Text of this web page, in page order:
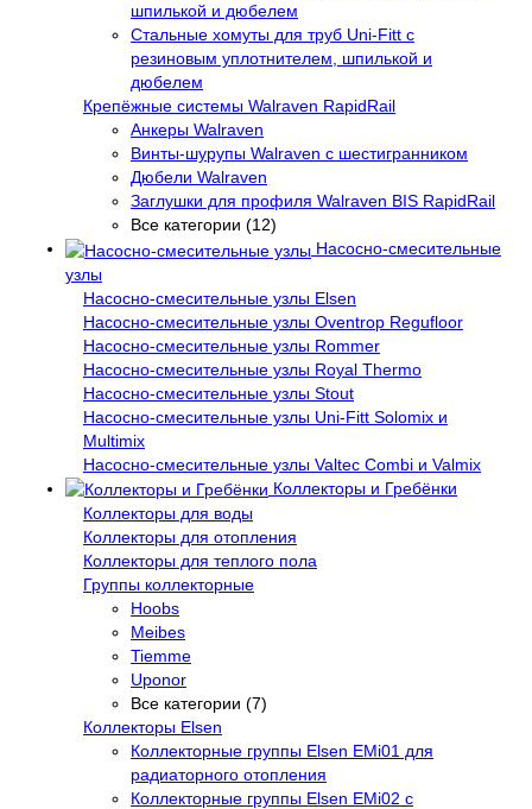
шпилькой и дюбелем
Стальные хомуты для труб Uni-Fitt с
резиновым уплотнителем, шпилькой и
дюбелем
Крепёжные системы Walraven RapidRail
Анкеры Walraven
Винты-шурупы Walraven с шестигранником
Дюбели Walraven
Заглушки для профиля Walraven BIS RapidRail
Все категории (12)
Насосно-смесительные
узлы
Насосно-смесительные узлы Elsen
Насосно-смесительные узлы Oventrop Regufloor
Насосно-смесительные узлы Rommer
Насосно-смесительные узлы Royal Thermo
Насосно-смесительные узлы Stout
Насосно-смесительные узлы Uni-Fitt Solomix и
Multimix
Насосно-смесительные узлы Valtec Combi и Valmix
Коллекторы и Гребёнки
Коллекторы для воды
Коллекторы для отопления
Коллекторы для теплого пола
Группы коллекторные
Hoobs
Meibes
Tiemme
Uponor
Все категории (7)
Коллекторы Elsen
Коллекторные группы Elsen EMi01 для
радиаторного отопления
Коллекторные группы Elsen EMi02 с